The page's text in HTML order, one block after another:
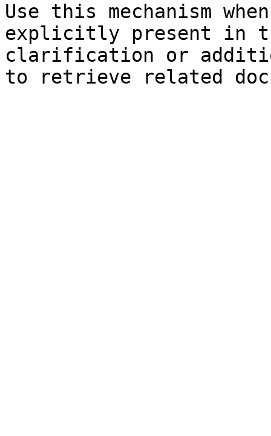
Use this mechanism
explicitly present in
clarification or